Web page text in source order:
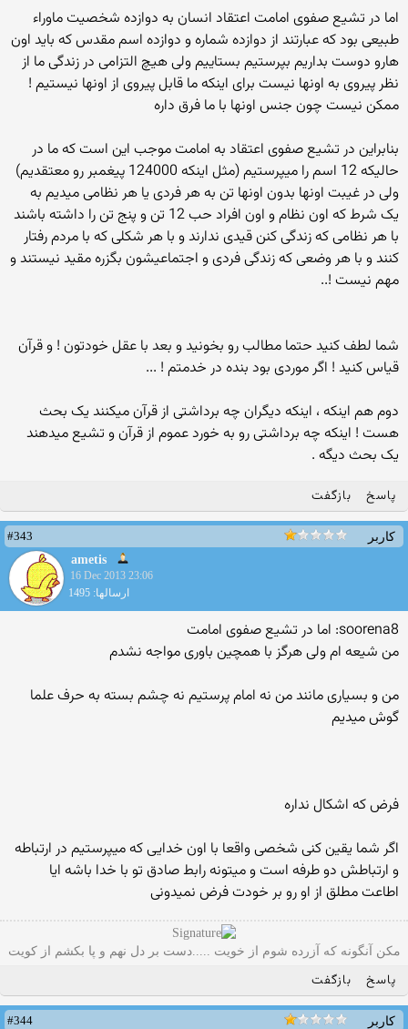
اما در تشیع صفوی امامت اعتقاد انسان به دوازده شخصیت ماوراء
طبیعی بود که عبارتند از دوازده شماره و دوازده اسم مقدس که باید اون
هارو دوست بداریم بپرستیم بستاییم ولی هیچ التزامی در زندگی ما از
نظر پیروی به اونها نیست برای اینکه ما قابل پیروی از اونها نیستیم !
ممکن نیست چون جنس اونها با ما فرق داره
بنابراین در تشیع صفوی اعتقاد به امامت موجب این است که ما در
حالیکه 12 اسم را میپرستیم (مثل اینکه 124000 پیغمبر رو معتقدیم)
ولی در غیبت اونها بدون اونها تن به هر فردی یا هر نظامی میدیم به
یک شرط که اون نظام و اون افراد حب 12 تن و پنج تن را داشته باشند
با هر نظامی که زندگی کنن قیدی ندارند و با هر شکلی که با مردم رفتار
کنند و با هر وضعی که زندگی فردی و اجتماعیشون بگزره مقید نیستند و
مهم نیست !..
شما لطف کنید حتما مطالب رو بخونید و بعد با عقل خودتون ! و قرآن
قیاس کنید ! اگر موردی بود بنده در خدمتم ! ...
دوم هم اینکه ، اینکه دیگران چه برداشتی از قرآن میکنند یک بحث
هست ! اینکه چه برداشتی رو به خورد عموم از قرآن و تشیع میدهند
یک بحث دیگه .
پاسخ بازگفت
کاربر
#343
ametis
16 Dec 2013 23:06
ارسالها: 1495
soorena8: اما در تشیع صفوی امامت
من شیعه ام ولی هرگز با همچین باوری مواجه نشدم
من و بسیاری مانند من نه امام پرستیم نه چشم بسته به حرف علما
گوش میدیم
فرض که اشکال نداره
اگر شما یقین کنی شخصی واقعا با اون خدایی که میپرستیم در ارتباطه
و ارتباطش دو طرفه است و میتونه رابط صادق تو با خدا باشه ایا
اطاعت مطلق از او رو بر خودت فرض نمیدونی
مکن آنگونه که آزرده شوم از خویت .....دست بر دل نهم و پا بکشم از کویت
پاسخ بازگفت
کاربر
#344